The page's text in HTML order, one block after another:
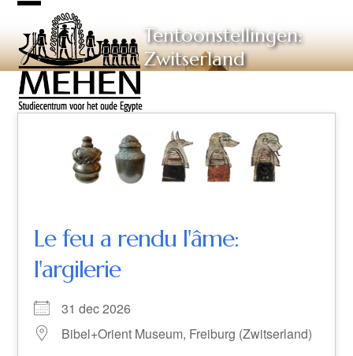
Skip
content
Open
mobile
menu
Close
mobile
menu
Tentoonstellingen:
Zwitserland
Le feu a rendu l'âme:
l'argilerie
31 dec 2026
Bibel+Orient Museum, Freiburg (Zwitserland)